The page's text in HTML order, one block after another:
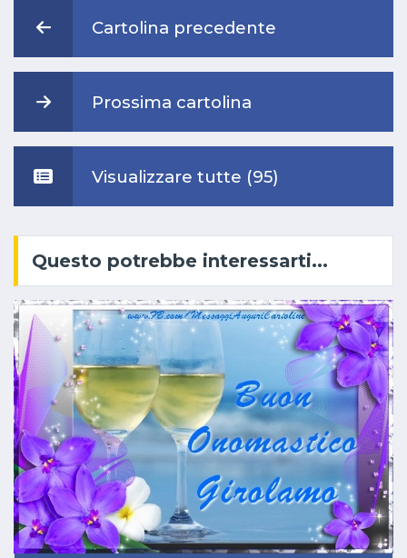
Cartolina precedente
Prossima cartolina
Visualizzare tutte (95)
Questo potrebbe interessarti...